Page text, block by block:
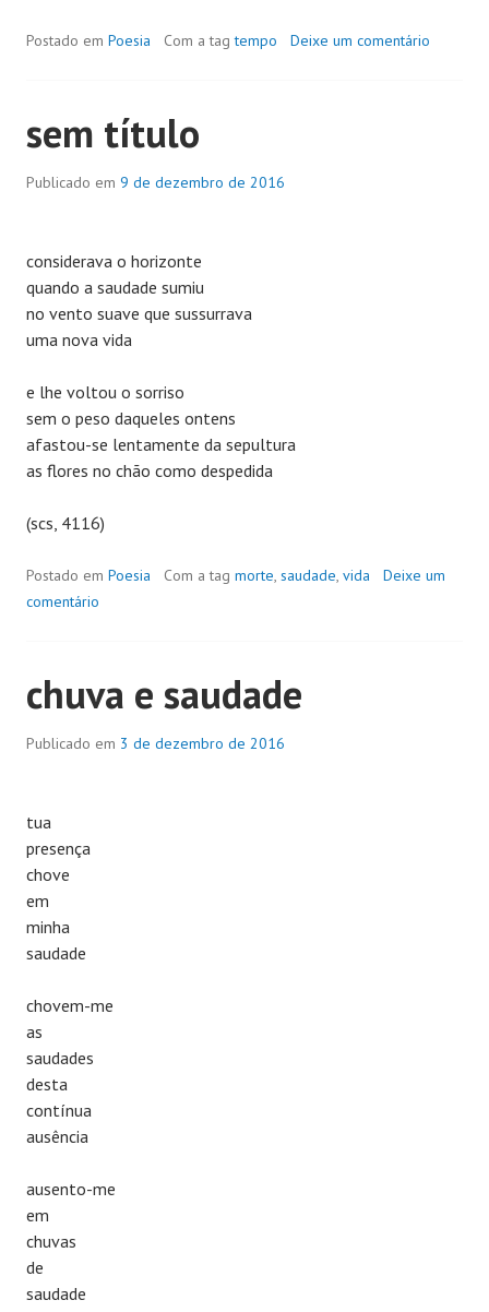
Postado em Poesia Com a tagtempo Deixe um comentário
sem título
Publicado em 9 de dezembro de 2016
considerava o horizonte
quando a saudade sumiu
no vento suave que sussurrava
uma nova vida
e lhe voltou o sorriso
sem o peso daqueles ontens
afastou-se lentamente da sepultura
as flores no chão como despedida
(scs, 4116)
Postado em Poesia Com a tag morte, saudade, vida
Deixe um
comentário
chuva e saudade
Publicado em 3 de dezembro de 2016
tua
presença
chove
em
minha
saudade
chovem-me
as
saudades
desta
contínua
ausência
ausento-me
em
chuvas
de
saudade